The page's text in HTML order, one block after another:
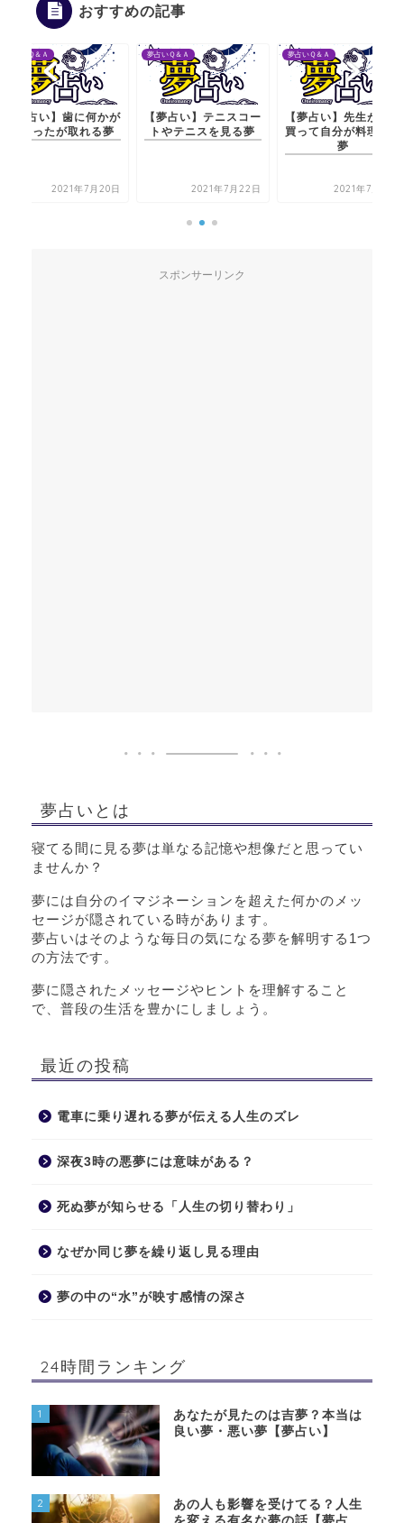
おすすめの記事
夢占いＱ＆Ａ
【夢占い】テニスコー
トやテニスを見る夢
2021年7月22日
夢占いＱ＆Ａ
【夢占い】先生が魚を
買って自分が料理する
2021年7月21日
夢占いＱ＆Ａ
【夢占い】歯に何か
詰まったが取れる夢
2021年7月20
スポンサーリンク
夢占いとは
寝てる間に見る夢は単なる記憶や想像だと思ってい
ませんか？
夢には自分のイマジネーションを超えた何かのメッ
セージが隠されている時があります。
夢占いはそのような毎日の気になる夢を解明する1つ
の方法です。
夢に隠されたメッセージやヒントを理解すること
で、普段の生活を豊かにしましょう。
最近の投稿
電車に乗り遅れる夢が伝える人生のズレ
深夜3時の悪夢には意味がある？
死ぬ夢が知らせる「人生の切り替わり」
なぜか同じ夢を繰り返し見る理由
夢の中の“水”が映す感情の深さ
24時間ランキング
1
あなたが見たのは吉夢？本当は
良い夢・悪い夢【夢占い】
2
あの人も影響を受けてる？人生